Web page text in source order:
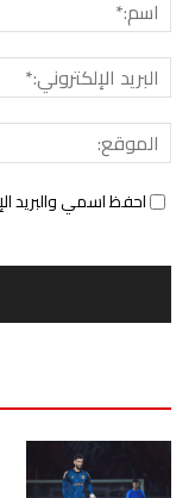
احفظ اسمي والبريد